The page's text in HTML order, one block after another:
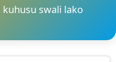
swali lako